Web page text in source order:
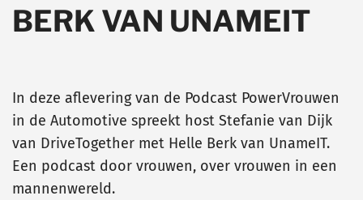
BERK VAN UNAMEIT
In deze aflevering van de Podcast PowerVrouwen
in de Automotive spreekt host Stefanie van Dijk
van DriveTogether met Helle Berk van UnameIT.
Een podcast door vrouwen, over vrouwen in een
mannenwereld.